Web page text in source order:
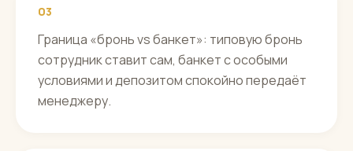
03
Граница «бронь vs банкет»: типовую бронь
сотрудник ставит сам, банкет с особыми
условиями и депозитом спокойно передаёт
менеджеру.